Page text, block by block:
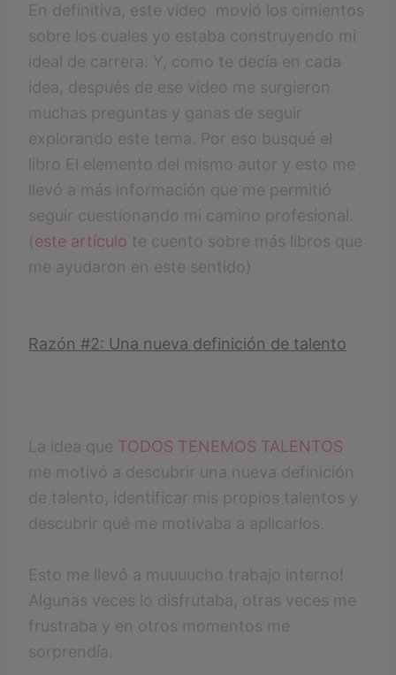
En definitiva, este video movió los cimientos
sobre los cuales yo estaba construyendo mi
ideal de carrera. Y, como te decía en cada
idea, después de ese video me surgieron
muchas preguntas y ganas de seguir
explorando este tema. Por eso busqué el
libro El elemento del mismo autor y esto me
llevó a más información que me permitió
seguir cuestionando mi camino profesional.
(este artículo te cuento sobre más libros que
me ayudaron en este sentido)
Razón #2: Una nueva definición de talento
La idea que TODOS TENEMOS TALENTOS
me motivó a descubrir una nueva definición
de talento, identificar mis propios talentos y
descubrir qué me motivaba a aplicarlos.
Esto me llevó a muuuucho trabajo interno!
Algunas veces lo disfrutaba, otras veces me
frustraba y en otros momentos me
sorprendía.